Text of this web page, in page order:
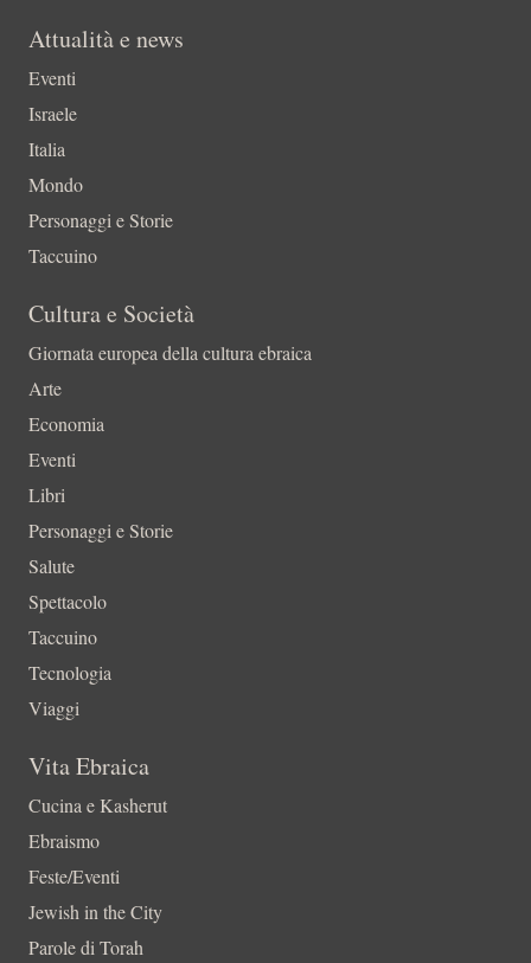
Attualità e news
Eventi
Israele
Italia
Mondo
Personaggi e Storie
Taccuino
Cultura e Società
Giornata europea della cultura ebraica
Arte
Economia
Eventi
Libri
Personaggi e Storie
Salute
Spettacolo
Taccuino
Tecnologia
Viaggi
Vita Ebraica
Cucina e Kasherut
Ebraismo
Feste/Eventi
Jewish in the City
Parole di Torah